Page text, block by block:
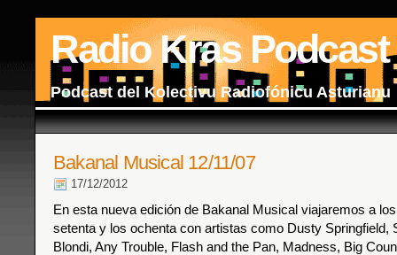
Radio Kras Podcast
Podcast del Kolectivu Radiofónicu Asturianu
Bakanal Musical 12/11/07
17/12/2012
En esta nueva edición de Bakanal Musical viajaremos a
setenta y los ochenta con artistas como Dusty Springfield,
Blondi, Any Trouble, Flash and the Pan, Madness, Big